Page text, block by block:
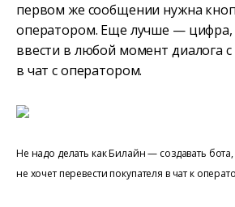
первом же сообщении нужна
оператором. Еще лучше —
ввести в любой момент диалога
в чат с оператором.
Не надо делать как Билайн — создавать
не хочет перевести покупателя в чат к